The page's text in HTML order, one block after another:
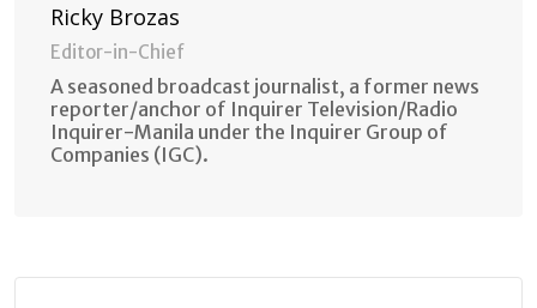
Ricky Brozas
Editor-in-Chief
A seasoned broadcast journalist, a former news
reporter/anchor of Inquirer Television/Radio
Inquirer-Manila under the Inquirer Group of
Companies (IGC).